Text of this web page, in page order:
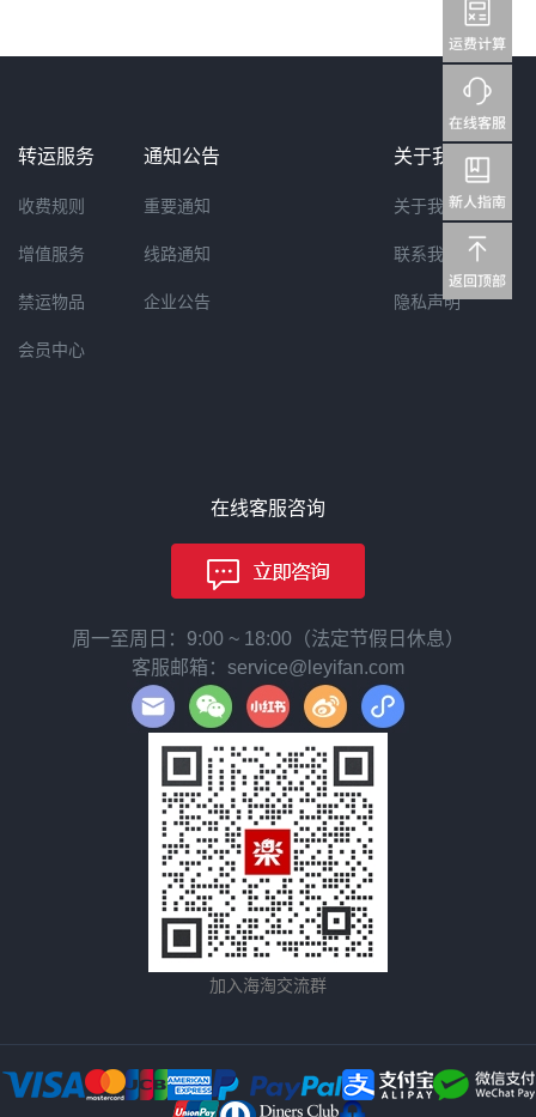
转运服务
收费规则
增值服务
禁运物品
会员中心
通知公告
重要通知
线路通知
企业公告
关于我们
关于我们
联系我们
隐私声明
在线客服咨询
周一至周日：9:00 ~ 18:00（法定节假日休息）
客服邮箱：service@leyifan.com
加入海淘交流群